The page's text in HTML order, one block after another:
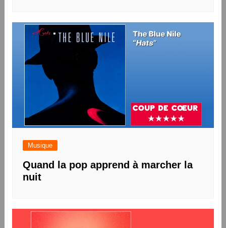
Musique
Quand la pop apprend à marcher la
nuit